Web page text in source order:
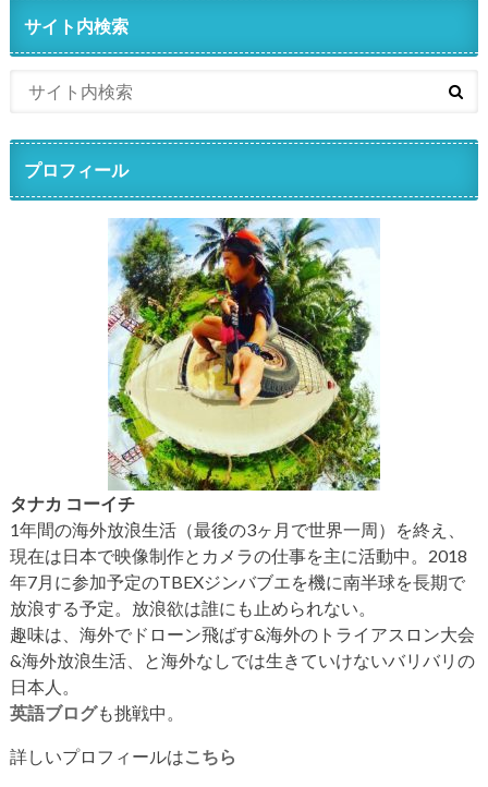
サイト内検索
プロフィール
タナカ コーイチ
1年間の海外放浪生活（最後の3ヶ月で世界一周）を終え、
現在は日本で映像制作とカメラの仕事を主に活動中。2018
年7月に参加予定のTBEXジンバブエを機に南半球を長期で
放浪する予定。放浪欲は誰にも止められない。
趣味は、海外でドローン飛ばす&海外のトライアスロン大会
&海外放浪生活、と海外なしでは生きていけないバリバリの
日本人。
英語ブログも挑戦中。
詳しいプロフィールはこちら